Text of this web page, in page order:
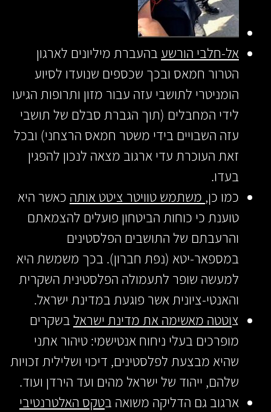
אל-חלבי הורשע בהעברת מיליונים לארגון
הטרור חמאס ובכך שכספים שנועדו לסיוע
הומניטרי לתושבי עזה עבור מזון ותרופות הגיעו
לידי המחבלים (תוך הגברת סבלם של תושבי
עזה השבויים בידי משטר חמאס הרצחני) ובכל
זאת העוכרת עדי ארגוב מצאה לנכון להפגין
בעדו.
כמו כן, משתמש טוויטר ציטט אותה כאשר היא
טוענת כי כוחות הביטחון פועלים להצמאתם
והרעבתם של התושבים הפלסטינים
במספאר-יטא (נפת חברון). בכך משמשת היא
למעשה שופר לתעמולה הפלסטינית השקרית
והאנטי-ציונית אשר פוגעת במדינת ישראל.
צוטטה מאשימה את מדינת ישראל בשקרים
מופרכים בעלי ניחוח אנטישמי: טיהור אתני
שהיא מבצעת לפלסטינים, דיכוי ושלילית זכויות
שלהם, ייהוד של ישראל מהים ועד הירדן ועוד.
ארגוב גם הדליקה משואה בטקס האלטרנטיבי